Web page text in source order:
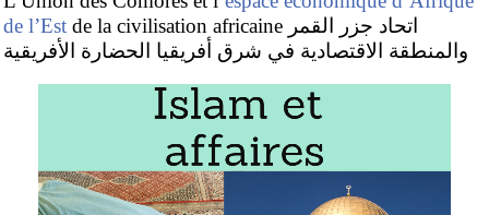
de l’Est de la civilisation africaine اتحاد جزر القمر
والمنطقة الاقتصادية في شرق أفريقيا الحضارة الأفريقية